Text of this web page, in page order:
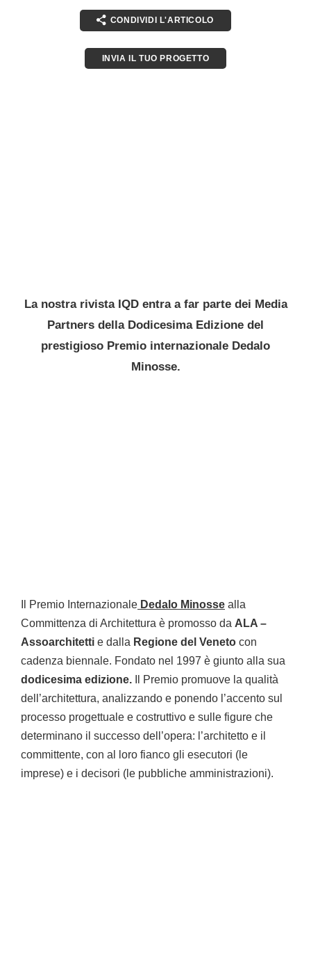
CONDIVIDI L'ARTICOLO
INVIA IL TUO PROGETTO
La nostra rivista IQD entra a far parte dei Media
Partners della Dodicesima Edizione del
prestigioso Premio internazionale Dedalo
Minosse.
Il Premio Internazionale Dedalo Minosse alla
Committenza di Architettura è promosso da ALA –
Assoarchitetti e dalla Regione del Veneto con
cadenza biennale. Fondato nel 1997 è giunto alla sua
dodicesima edizione. Il Premio promuove la qualità
dell’architettura, analizzando e ponendo l’accento sul
processo progettuale e costruttivo e sulle figure che
determinano il successo dell’opera: l’architetto e il
committente, con al loro fianco gli esecutori (le
imprese) e i decisori (le pubbliche amministrazioni).